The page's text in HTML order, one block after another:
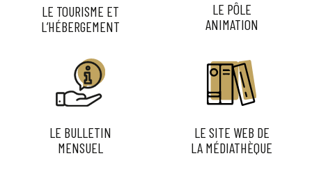
LE TOURISME ET
L’HÉBERGEMENT
LE PÔLE
ANIMATION
LE BULLETIN
MENSUEL
LE SITE WEB DE
LA MÉDIATHÈQUE